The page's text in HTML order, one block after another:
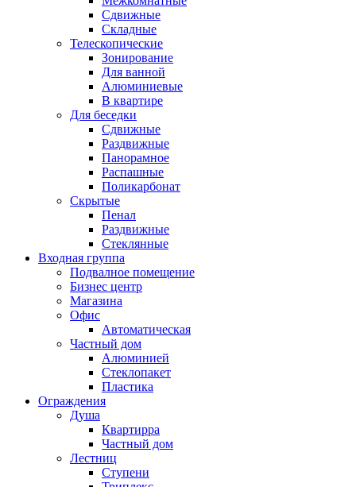
Сдвижные
Складные
Телескопические
Зонирование
Для ванной
Алюминиевые
В квартире
Для беседки
Сдвижные
Раздвижные
Панорамное
Распашные
Поликарбонат
Скрытые
Пенал
Раздвижные
Стеклянные
Входная группа
Подвалное помещение
Бизнес центр
Магазина
Офис
Автоматическая
Частный дом
Алюминией
Стеклопакет
Пластика
Ограждения
Душа
Квартирра
Частный дом
Лестниц
Ступени